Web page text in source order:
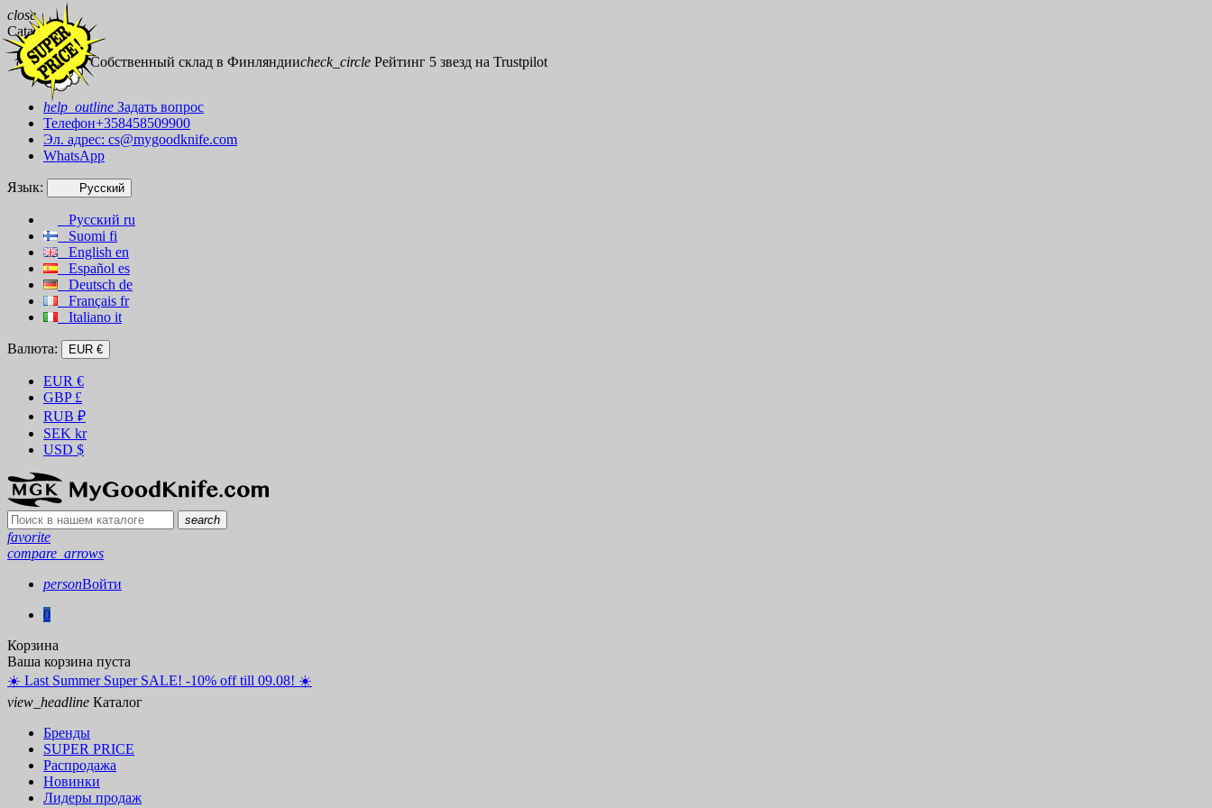
close
Catalog
check_circleСобственный склад в Финляндииcheck_circle Рейтинг 5 звезд на Trustpilot
help_outline Задать вопрос
Телефон+358458509900
Эл. адрес: cs@mygoodknife.com
WhatsApp
Язык: Русский
Русский ru
Suomi fi
English en
Español es
Deutsch de
Français fr
Italiano it
Валюта: EUR €
EUR €
GBP £
RUB ₽
SEK kr
USD $
search
favorite
compare_arrows
personВойти
0
Корзина
Ваша корзина пуста
☀️ ️Last Summer Super SALE! -10% off till 09.08! ☀️
view_headline Каталог
Бренды
SUPER PRICE
Распродажа
Новинки
Лидеры продаж